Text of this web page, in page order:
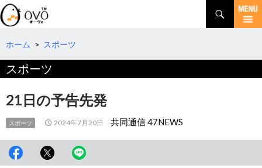
検
索
コ
テ
へ
動
ホーム > スポーツ
スポーツ
21日の予告先発
スポーツ 2024年7月20日 共同通信 47NEWS